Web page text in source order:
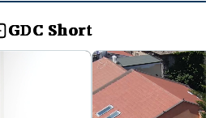
GDC Short